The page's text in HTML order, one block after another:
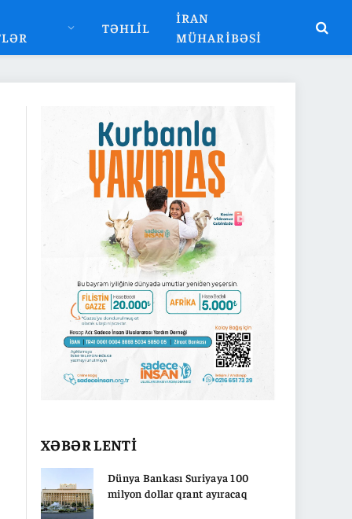
TƏHLIL
İRAN
MÜHARIBƏSI
XƏBƏR LENTİ
Dünya Bankası Suriyaya 100
milyon dollar qrant ayıracaq